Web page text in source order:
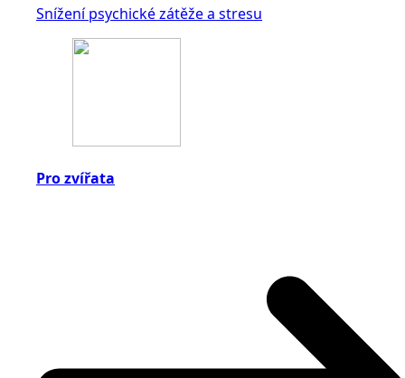
Snížení psychické zátěže a stresu
Pro zvířata